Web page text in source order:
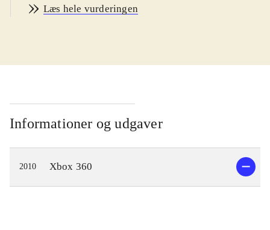
Spillet er en samling af to vidt
Knight. Handlingen foregår i en
kaldet Rivellon. Man kan spille som
warrior, ranger eller priest, men der
er mulighed for at skifte undervejs. I
løbet af spillet får man endda
mulighed for at forvandle sig til en
drage. Udover de to main quests kan
Læs hele vurderingen
Informationer og udgaver
2010 Xbox 360